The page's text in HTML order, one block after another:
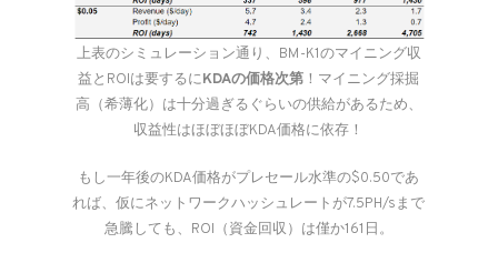
上表のシミュレーション通り、BM-K1のマイニング収
益とROIは要するにKDAの価格次第 ！マイニング採掘
高（希薄化）は十分過ぎるぐらいの供給があるため、
収益性はほぼほぼKDA価格に依存！
もし一年後のKDA価格がプレセール水準の$0.50であ
れば、仮にネットワークハッシュレートが7.5PH/sまで
急騰しても、ROI（資金回収）は僅か161日。